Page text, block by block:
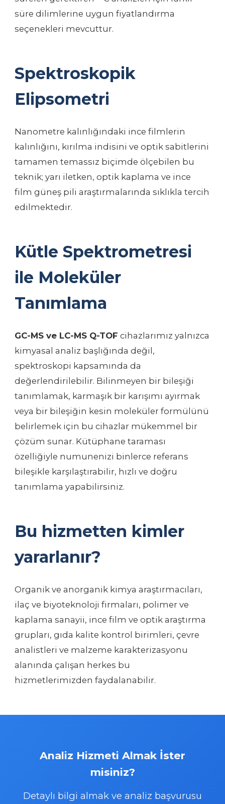
süre dilimlerine uygun fiyatlandırma
seçenekleri mevcuttur.
Spektroskopik
Elipsometri
Nanometre kalınlığındaki ince filmlerin
kalınlığını, kırılma indisini ve optik sabitlerini
tamamen temassız biçimde ölçebilen bu
teknik; yarı iletken, optik kaplama ve ince
film güneş pili araştırmalarında sıklıkla tercih
edilmektedir.
Kütle Spektrometresi
ile Moleküler
Tanımlama
GC-MS ve LC-MS Q-TOF cihazlarımız yalnızca
kimyasal analiz başlığında değil,
spektroskopi kapsamında da
değerlendirilebilir. Bilinmeyen bir bileşiği
tanımlamak, karmaşık bir karışımı ayırmak
veya bir bileşiğin kesin moleküler formülünü
belirlemek için bu cihazlar mükemmel bir
çözüm sunar. Kütüphane taraması
özelliğiyle numunenizi binlerce referans
bileşikle karşılaştırabilir, hızlı ve doğru
tanımlama yapabilirsiniz.
Bu hizmetten kimler
yararlanır?
Organik ve anorganik kimya araştırmacıları,
ilaç ve biyoteknoloji firmaları, polimer ve
kaplama sanayii, ince film ve optik araştırma
grupları, gıda kalite kontrol birimleri, çevre
analistleri ve malzeme karakterizasyonu
alanında çalışan herkes bu
hizmetlerimizden faydalanabilir.
Analiz Hizmeti Almak İster
misiniz?
Detaylı bilgi almak ve analiz başvurusu